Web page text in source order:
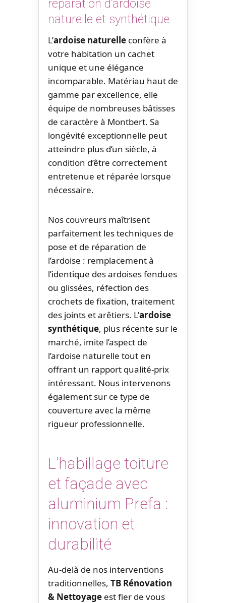
réparation d’ardoise
naturelle et synthétique
L’ardoise naturelle confère à
votre habitation un cachet
unique et une élégance
incomparable. Matériau haut de
gamme par excellence, elle
équipe de nombreuses bâtisses
de caractère à Montbert. Sa
longévité exceptionnelle peut
atteindre plus d’un siècle, à
condition d’être correctement
entretenue et réparée lorsque
nécessaire.
Nos couvreurs maîtrisent
parfaitement les techniques de
pose et de réparation de
l’ardoise : remplacement à
l’identique des ardoises fendues
ou glissées, réfection des
crochets de fixation, traitement
des joints et arêtiers. L’ardoise
synthétique, plus récente sur le
marché, imite l’aspect de
l’ardoise naturelle tout en
offrant un rapport qualité-prix
intéressant. Nous intervenons
également sur ce type de
couverture avec la même
rigueur professionnelle.
L’habillage toiture
et façade avec
aluminium Prefa :
innovation et
durabilité
Au-delà de nos interventions
traditionnelles, TB Rénovation
& Nettoyage est fier de vous